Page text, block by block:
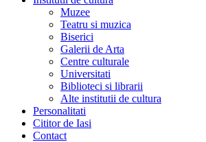
Muzee
Teatru si muzica
Biserici
Galerii de Arta
Centre culturale
Universitati
Biblioteci si librarii
Alte institutii de cultura
Personalitati
Cititor de Iasi
Contact